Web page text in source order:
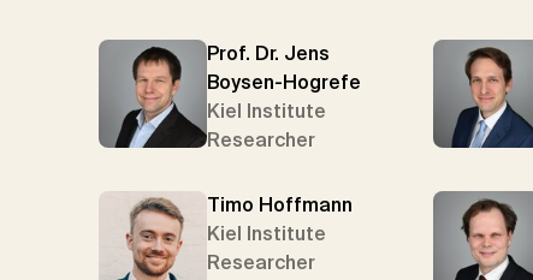
Prof. Dr. Jens
Boysen-Hogrefe
Kiel Institute
Researcher
Timo Hoffmann
Kiel Institute
Researcher